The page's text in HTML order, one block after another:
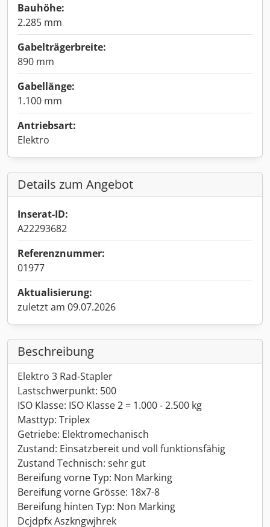
Bauhöhe:
2.285 mm
Gabelträgerbreite:
890 mm
Gabellänge:
1.100 mm
Antriebsart:
Elektro
Details zum Angebot
Inserat-ID:
A22293682
Referenznummer:
01977
Aktualisierung:
zuletzt am 09.07.2026
Beschreibung
Elektro 3 Rad-Stapler
Lastschwerpunkt: 500
ISO Klasse: ISO Klasse 2 = 1.000 - 2.500 kg
Masttyp: Triplex
Getriebe: Elektromechanisch
Zustand: Einsatzbereit und voll funktionsfähig
Zustand Technisch: sehr gut
Bereifung vorne Typ: Non Marking
Bereifung vorne Grösse: 18x7-8
Bereifung hinten Typ: Non Marking
Dcjdpfx Aszkngwjhrek